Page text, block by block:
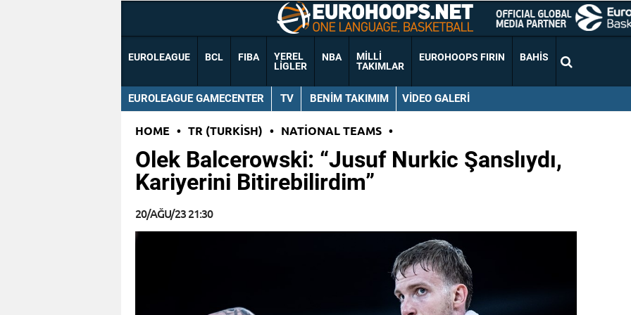
EUROLEAGUE BCL FIBA
YEREL
LIGLER
NBA
MILLI
TAKIMLAR
EUROHOOPS FIRIN BAHIS
EUROLEAGUE GAMECENTER TV BENIM TAKIMIM VIDEO GALERI
HOME • TR (TURKISH) • NATIONAL TEAMS •
Olek Balcerowski: “Jusuf Nurkic Şanslıydı,
Kariyerini Bitirebilirdim”
20/AĞU/23 21:30